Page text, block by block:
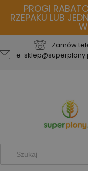
PROGI
RZEPAKU LUB
Zamów
e-